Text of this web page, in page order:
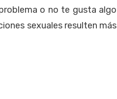
o no te gusta algo
sexuales resulten más